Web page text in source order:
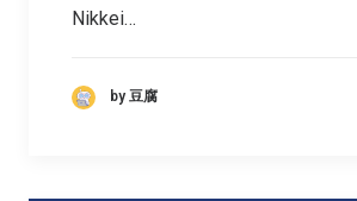
Nikkei…
by 豆腐